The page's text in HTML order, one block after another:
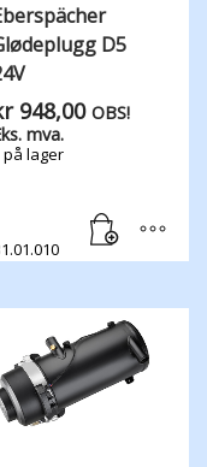
D5
948,00 OBS!
mva.
på lager